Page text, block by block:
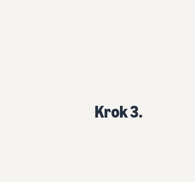
Krok 3.